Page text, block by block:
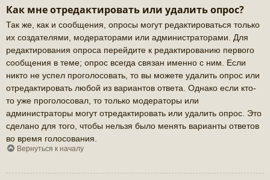
Как мне отредактировать или удалить опрос?
Так же, как и сообщения, опросы могут редактироваться только
их создателями, модераторами или администраторами. Для
редактирования опроса перейдите к редактированию первого
сообщения в теме; опрос всегда связан именно с ним. Если
никто не успел проголосовать, то вы можете удалить опрос или
отредактировать любой из вариантов ответа. Однако если кто-
то уже проголосовал, то только модераторы или
администраторы могут отредактировать или удалить опрос. Это
сделано для того, чтобы нельзя было менять варианты ответов
во время голосования.
Вернуться к началу